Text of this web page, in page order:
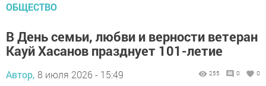
ОБЩЕСТВО
В День семьи, любви и верности ветеран
Кауй Хасанов празднует 101-летие
Автор, 8 июля 2026 - 15:49 255 0 0